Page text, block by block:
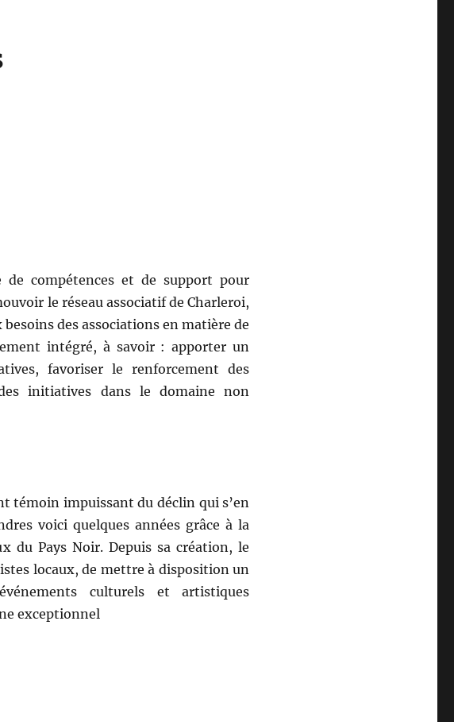
compétences et de support pour
le réseau associatif de Charleroi,
des associations en matière de
intégré, à savoir : apporter un
favoriser le renforcement des
initiatives dans le domaine non
témoin impuissant du déclin qui s’en
voici quelques années grâce à la
du Pays Noir. Depuis sa création, le
locaux, de mettre à disposition un
culturels et artistiques
exceptionnel